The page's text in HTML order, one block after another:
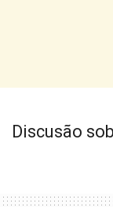
Discusão